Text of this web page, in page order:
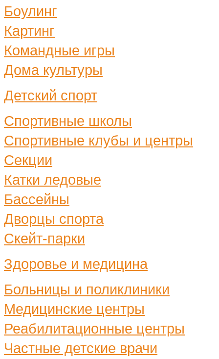
Боулинг
Картинг
Командные игры
Дома культуры
Детский спорт
Спортивные школы
Спортивные клубы и центры
Секции
Катки ледовые
Бассейны
Дворцы спорта
Скейт-парки
Здоровье и медицина
Больницы и поликлиники
Медицинские центры
Реабилитационные центры
Частные детские врачи